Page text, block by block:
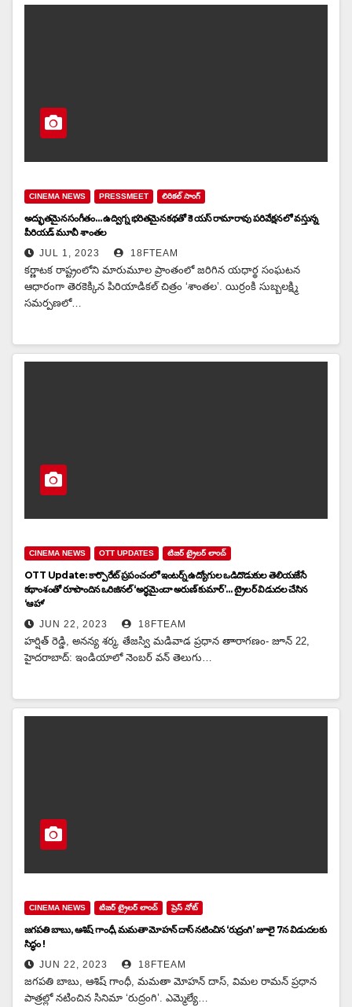
CINEMA NEWS PRESSMEET లిరికల్ సాంగ్
అద్భుతమైన సంగీతం… ఉద్విగ్న భరితమైన కథతో కె యస్ రామారావు పరివేక్షన లో వస్తున్న
పీరియడ్ మూవీ శాంతల
JUL 1, 2023 18FTEAM
కర్ణాటక రాష్ట్రంలోని మారుమూల ప్రాంతంలో జరిగిన యధార్థ సంఘటన
ఆధారంగా తెరకెక్కిన పిరియాడికల్‌ చిత్రం ‘శాంతల’. యిర్రంకి సుబ్బలక్ష్మి
సమర్పణలో…
CINEMA NEWS OTT UPDATES టిజర్ ట్రైలర్ లాంచ్
OTT Update: కార్పొరేట్ ప్ర‌పంచంలో ఇంట‌ర్న్ ఉద్యోగుల ఒడిదొడుకుల తెలియ‌జేసే
క‌థాంశంతో రూపొందిన ఒరిజినల్ ‘అర్థమైందా అరుణ్ కుమార్’… ట్రైలర్ విడుదల చేసిన
‘ఆహా’
JUN 22, 2023 18FTEAM
హర్షిత్ రెడ్డి, అనన్య శర్మ, తేజస్వి మడివాడ ప్రధాన తాారాగణం- జూన్ 22,
హైదరాబాద్: ఇండియాలో నెంబ‌ర్ వ‌న్ తెలుగు…
CINEMA NEWS టిజర్ ట్రైలర్ లాంచ్ ప్రెస్ నోట్
జగపతి బాబు, ఆశిష్ గాంధీ, మమతా మోహన్ దాస్ నటించిన ‘రుద్రంగి’ జూలై 7న విడుదలకు
సిద్ధం !
JUN 22, 2023 18FTEAM
జగపతి బాబు, ఆశిష్ గాంధీ, మమతా మోహన్ దాస్, విమల రామన్ ప్రధాన
పాత్రల్లో నటించిన సినిమా ‘రుద్రంగి’. ఎమ్మెల్యే…